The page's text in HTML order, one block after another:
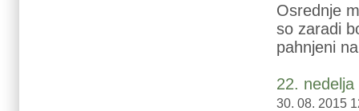
Osrednje
so zaradi
pahnjeni
22.
30. 08. 2015